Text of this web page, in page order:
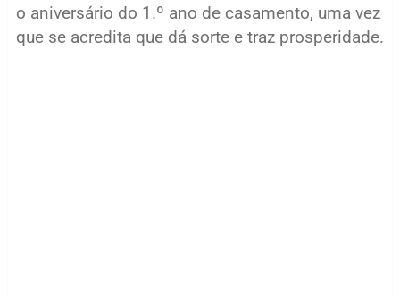
o aniversário do 1.º ano de casamento, uma vez
que se acredita que dá sorte e traz prosperidade.